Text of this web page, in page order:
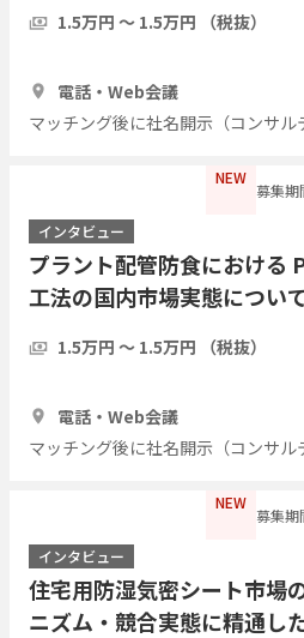
1.5万円 〜 1.5万円 （税抜）
電話・Web会議
マッチング後に社名開示（コンサル
NEW
募集
インタビュー
プラント配管防食における
工法の国内市場実態につい
1.5万円 〜 1.5万円 （税抜）
電話・Web会議
マッチング後に社名開示（コンサル
NEW
募集
インタビュー
住宅用防湿気密シート市場
ニズム・競合実態に精通し